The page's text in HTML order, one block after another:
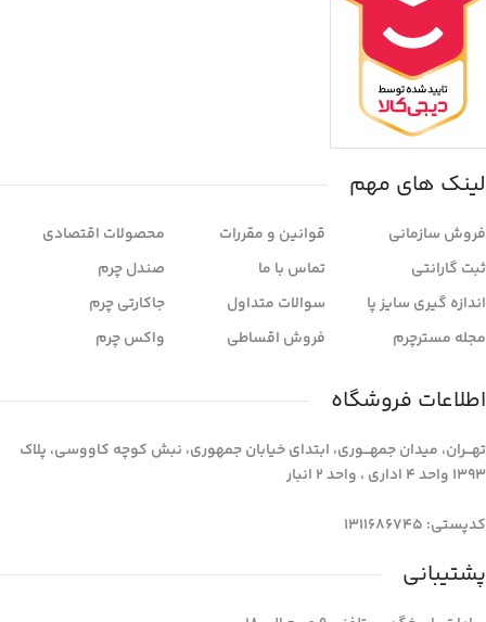
لینک های مهم
فروش سازمانی
ثبت گارانتی
اندازه گیری سایز پا
مجله مسترچرم
قوانین و مقررات
تماس با ما
سوالات متداول
فروش اقساطی
محصولات اقتصادی
صندل چرم
جاکارتی چرم
واکس چرم
اطلاعات فروشگاه
تهـــران، میدان جمهـــوری، ابتدای خیابان جمهوری، نبش کوچه کاووسی، پلاک
1393 واحد 4 اداری ، واحد 2 انبار
کدپستی: 1311686745
پشتیبانی